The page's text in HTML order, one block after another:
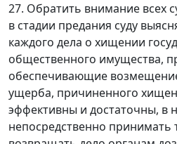
27. Обратить внимание всех
в стадии предания суду
каждого дела о хищении
общественного имущества,
обеспечивающие
ущерба, причиненного
эффективны и достаточны, в
непосредственно